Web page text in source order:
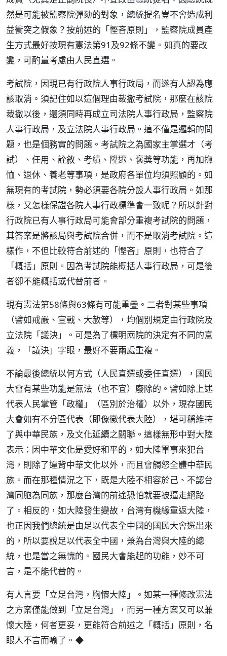
然是可能被監察院彈劾的對象，總統提名豈不會造成利
益衝突之假象？按前述的「慳吝原則」，監察院成員產
生方式最好按現有憲法第91及92條不變。如真的要改
變，可酌量考慮由人民直選。
考試院，因現已有行政院人事行政局，而遂有人認為應
該取消。須記住如以這個理由裁撤考試院，那麼在該院
裁撤以後，還須同時再成立司法院人事行政局，監察院
人事行政局，及立法院人事行政局。這不僅是邏輯的問
題，也是個務實的問題。考試院之為國家主掌選才（考
試）、任用、詮敘、考績、陞遷、褒獎等功能，再加撫
恤、退休、養老等事項，是政府各單位均須照顧的。如
無現有的考試院，勢必須要各院分設人事行政局。如那
樣，又怎樣保證各院人事行政標準會一致呢？所以針對
行政院已有人事行政局可能會部分重複考試院的問題，
其答案是將該局與考試院合併，而不是取消考試院。這
樣作，不但比較符合前述的「慳吝」原則，也符合了
「概括」原則。因為考試院能概括人事行政局，可是後
者卻不能概括或代替前者。
現有憲法第58條與63條有可能重疊。二者對某些事項
（譬如戒嚴、宣戰、大赦等），均個別規定由行政院及
立法院「議決」。可是為了標明兩院的決定有不同的意
義，「議決」字眼，最好不要兩處重複。
不論最後總統以何方式（人民直選或委任直選），國民
大會有某些功能是無法（也不宜）廢除的。譬如除上述
代表人民掌管「政權」（區別於治權）以外，現存國民
大會如有不分區代表（即像徵代表大陸），堪可稱維持
了與中華民族，及文化延續之關聯。這樣無形中對大陸
表示：因中華文化是愛好和平的，如大陸軍事來犯台
灣，則除了違背中華文化以外，而且會觸怒全體中華民
族。而在那種情況之下，既是大陸不相容於己、不認台
灣同胞為同族，那麼台灣的前途恐怕就要被逼走絕路
了。相反的，如大陸發生變故，台灣有機緣重返大陸，
也正因我們總統是由足以代表全中國的國民大會選出來
的，所以要說足以代表全中國，兼為台灣與大陸的總
統，也是當之無愧的。國民大會能起的功能，妙不可
言，是不能代替的。
有人言要「立足台灣，胸懷大陸」。如某一種修改憲法
之方案僅能做到「立足台灣」，而另一種方案又可以兼
懷大陸，何者更妥，更能符合前述之「概括」原則，名
眼人不言而喻了。◆